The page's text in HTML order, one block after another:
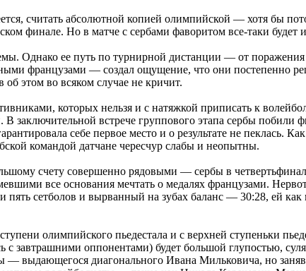
считать абсолютной копией олимпийской — хотя бы
финале. Но в матче с сербами фаворитом все-таки будет
Однако ее путь по турнирной дистанции — от
французами — создал ощущение, что они постепенно
этом во всяком случае не кричит.
которых нельзя и с натяжкой приписать к
В заключительной встрече группового этапа сербы побили
себе первое место и о результате не пеклась. Как
командой датчане чересчур слабы и неопытны.
счету совершенно рядовыми — сербы в
все основания мечтать о медалях французами.
пять сетболов и вырванный на зубах баланс — 30:28, ей
олимпийского пьедестала и с верхней ступеньки
с завтрашними оппонентами) будет большой глупостью,
— выдающегося диагонального Ивана Мильковича, но